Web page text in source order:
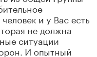
и у Вас есть
не должна
ситуации
И опытный